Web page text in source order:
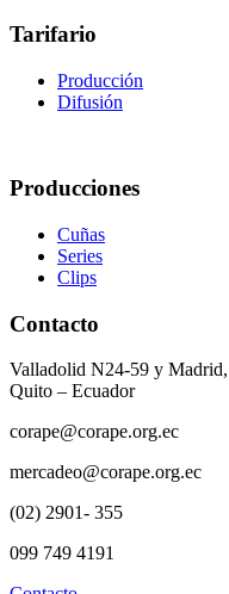
Tarifario
Producción
Difusión
Producciones
Cuñas
Series
Clips
Contacto
Valladolid N24-59 y Madrid,
Quito – Ecuador
corape@corape.org.ec
mercadeo@corape.org.ec
(02) 2901- 355
099 749 4191